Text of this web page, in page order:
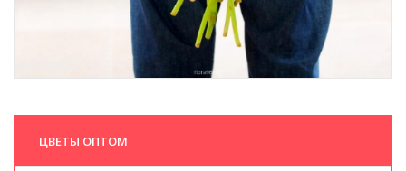
ЦВЕТЫ ОПТОМ